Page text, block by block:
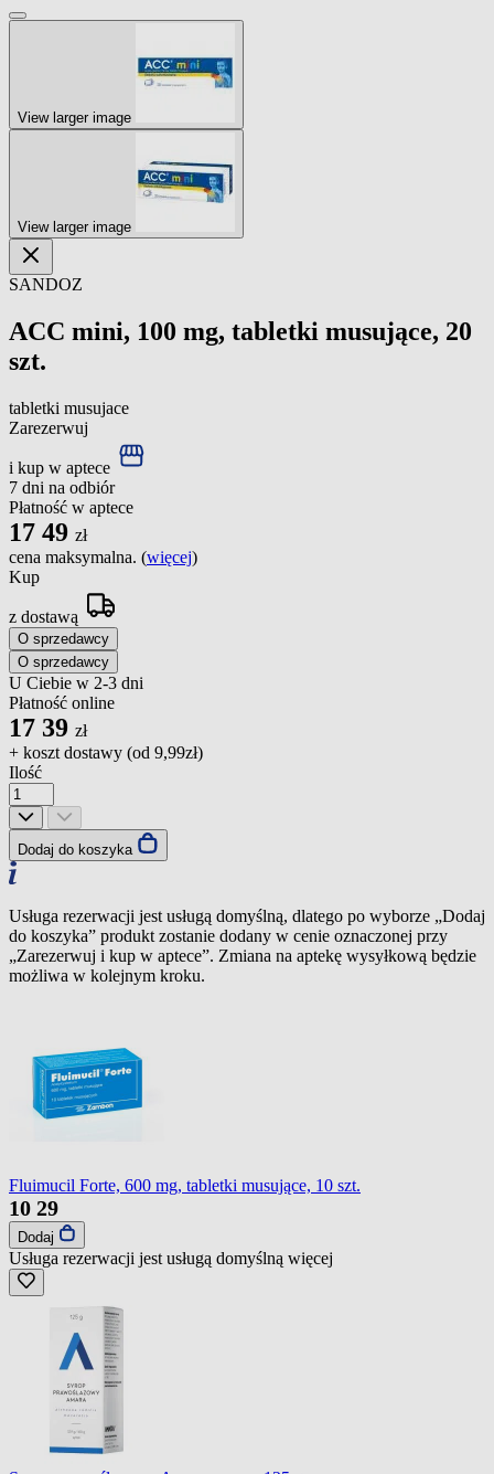
View larger image
View larger image
SANDOZ
ACC mini, 100 mg, tabletki musujące, 20
szt.
tabletki musujace
Zarezerwuj
i kup w aptece
7 dni na odbiór
Płatność w aptece
17 49 zł
cena maksymalna. (więcej)
Kup
z dostawą
O sprzedawcy
O sprzedawcy
U Ciebie w 2-3 dni
Płatność online
17 39 zł
+ koszt dostawy (od 9,99zł)
Ilość
Dodaj do koszyka
Usługa rezerwacji jest usługą domyślną, dlatego po wyborze „Dodaj
do koszyka” produkt zostanie dodany w cenie oznaczonej przy
„Zarezerwuj i kup w aptece”. Zmiana na aptekę wysyłkową będzie
możliwa w kolejnym kroku.
Fluimucil Forte, 600 mg, tabletki musujące, 10 szt.
10 29
Dodaj
Usługa rezerwacji jest usługą domyślną więcej